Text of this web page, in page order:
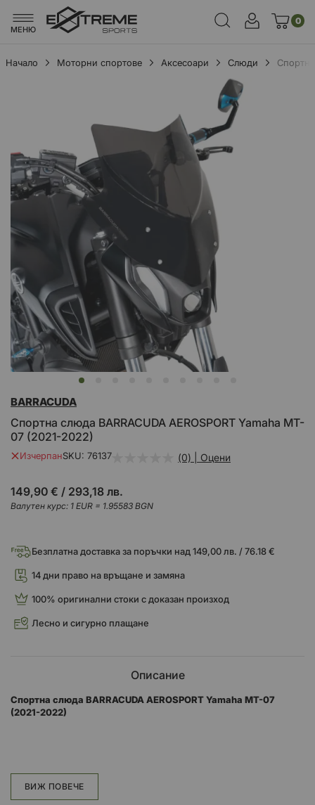
МЕНЮ
0
Начало Моторни спортове Аксесоари Слюди
изображенията
към
на
галерия
със
снимки
Спортна слюда BARRACUDA AEROSPORT Yamaha MT-
07 (2021-2022)
BARRACUDA
ИзчерпанSKU 76137 (0) | Оцени
149,90 € / 293,18 лв.
Валутен курс: 1 EUR = 1.95583 BGN
Безплатна доставка за поръчки над 149,00 лв. / 76.18 €
14 дни право на връщане и замяна
100% оригинални стоки с доказан произход
Лесно и сигурно плащане
Описание
Спортна слюда BARRACUDA AEROSPORT Yamaha MT-07
(2021-2022)
се продават за конкретен модел, в комплект интрукциите за
монтиране.
ВИЖ ПОВЕЧЕ